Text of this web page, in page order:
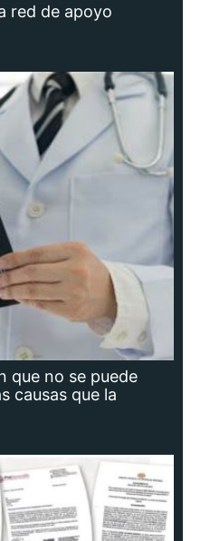
red de apoyo
que no se puede
causas que la